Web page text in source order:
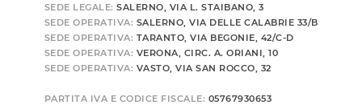
SEDE LEGALE: SALERNO, VIA L. STAIBANO, 3
SEDE OPERATIVA: SALERNO, VIA DELLE CALABRIE 33/B
SEDE OPERATIVA: TARANTO, VIA BEGONIE, 42/C-D
SEDE OPERATIVA: VERONA, CIRC. A. ORIANI, 10
SEDE OPERATIVA: VASTO, VIA SAN ROCCO, 32
PARTITA IVA E CODICE FISCALE: 05767930653